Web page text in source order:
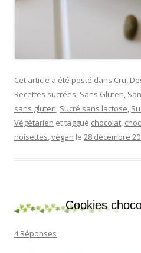
Cet article a été posté dans Cru,
Recettes sucrées, Sans Gluten,
sans gluten, Sucré sans lactose,
Végétarien et taggué chocolat,
noisettes,végan le 28 décembre
Cookies
4 Réponses